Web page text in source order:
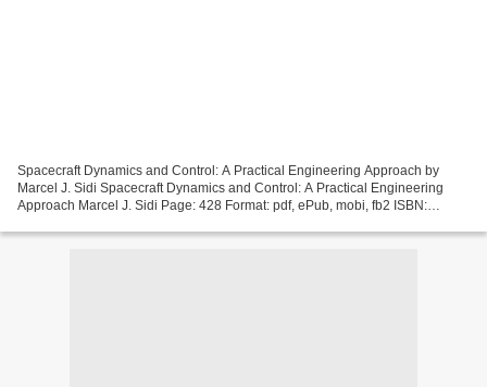
Spacecraft Dynamics and Control: A Practical Engineering Approach by
Marcel J. Sidi Spacecraft Dynamics and Control: A Practical Engineering
Approach Marcel J. Sidi Page: 428 Format: pdf, ePub, mobi, fb2 ISBN: